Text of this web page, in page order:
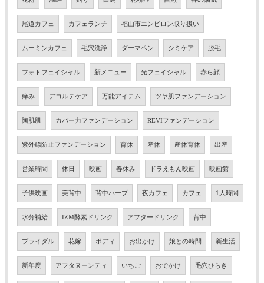
尾道カフェ カフェランチ 福山市エンビロン取り扱い
ムーミンカフェ 毛穴洗浄 ダーマペン シミケア 脱毛
フォトフェイシャル 新メニュー 光フェイシャル 赤ら顔
痒み デコルテケア 万能アイテム ツヤ肌ファンデーション
陶肌肌 カバー力ファンデーション REVIファンデーション
紫外線防止ファンデーション 育休 産休 産休育休 出産
営業時間 休日 映画 春休み ドラえもん映画 映画館
子供映画 美背中 背中ハーブ 夜カフェ カフェ 1人時間
水分補給 IZM酵素ドリンク アフタードリンク 背中
ブライダル 花嫁 ボディ お出かけ 娘との時間 新生活
新年度 アフタヌーンティ いちご おでかけ 毛穴ひらき